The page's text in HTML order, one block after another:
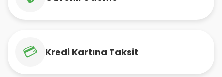
💳 Kredi Kartına Taksit